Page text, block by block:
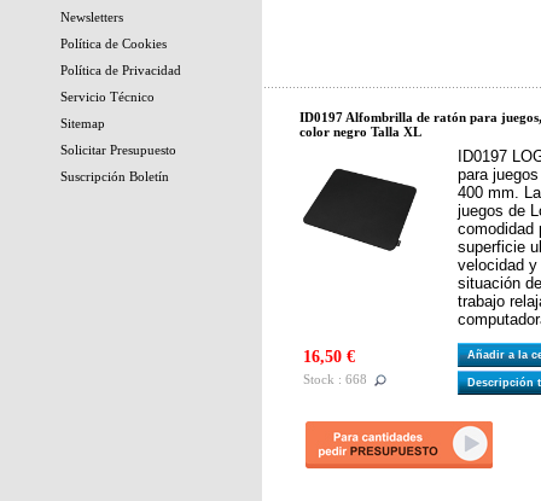
Newsletters
Política de Cookies
Política de Privacidad
Servicio Técnico
Sitemap
Solicitar Presupuesto
Suscripción Boletín
ID0197 Alfombrilla de ratón para
color negro Talla XL
ID0197
para
400 mm.
juegos de
comodidad
superficie
velocidad
situación
trabajo
16,50 €
Stock : 668
Añadir a la
Descripción